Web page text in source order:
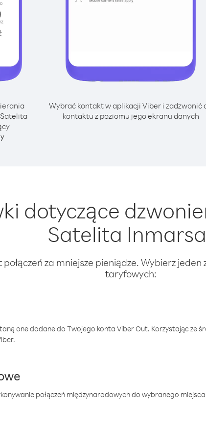
Wybrać kontakt w aplikacji Viber i zadzwonić
kontaktu z poziomu jego ekranu danych
dotyczące
Satelita
za mniejsze pieniądze. Wybierz
taryfowych:
one dodane do Twojego konta Viber Out. Korzystając ze
połączeń międzynarodowych do wybranego